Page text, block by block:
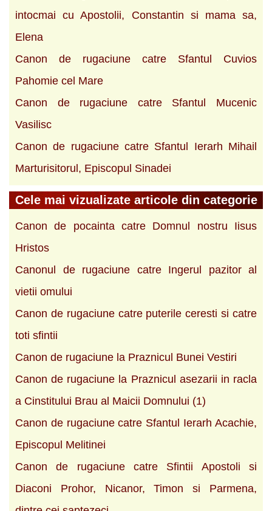
intocmai cu Apostolii, Constantin si mama sa,
Elena
Canon de rugaciune catre Sfantul Cuvios
Pahomie cel Mare
Canon de rugaciune catre Sfantul Mucenic
Vasilisc
Canon de rugaciune catre Sfantul Ierarh Mihail
Marturisitorul, Episcopul Sinadei
Cele mai vizualizate articole din categorie
Canon de pocainta catre Domnul nostru Iisus
Hristos
Canonul de rugaciune catre Ingerul pazitor al
vietii omului
Canon de rugaciune catre puterile ceresti si catre
toti sfintii
Canon de rugaciune la Praznicul Bunei Vestiri
Canon de rugaciune la Praznicul asezarii in racla
a Cinstitului Brau al Maicii Domnului (1)
Canon de rugaciune catre Sfantul Ierarh Acachie,
Episcopul Melitinei
Canon de rugaciune catre Sfintii Apostoli si
Diaconi Prohor, Nicanor, Timon si Parmena,